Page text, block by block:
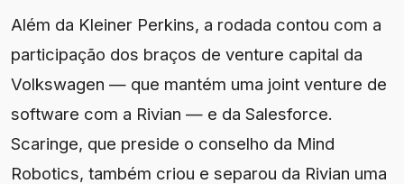
Além da Kleiner Perkins, a rodada contou com a
participação dos braços de venture capital da
Volkswagen — que mantém uma joint venture de
software com a Rivian — e da Salesforce.
Scaringe, que preside o conselho da Mind
Robotics, também criou e separou da Rivian uma